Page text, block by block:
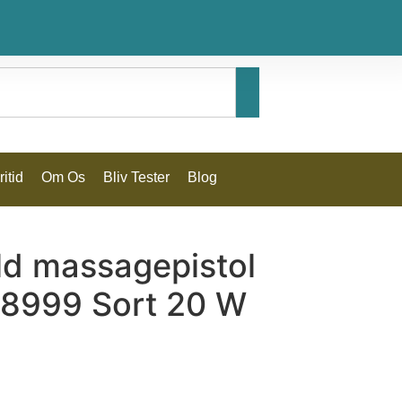
Om Os Bliv Tester Blog
massagepistol
Sort 20 W